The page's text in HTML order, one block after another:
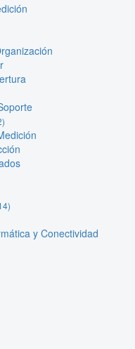
y Conectividad